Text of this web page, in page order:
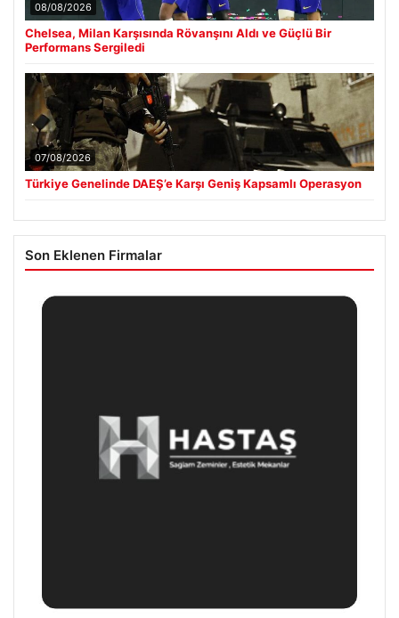
08/08/2026
Chelsea, Milan Karşısında Rövanşını Aldı ve Güçlü Bir
Performans Sergiledi
07/08/2026
Türkiye Genelinde DAEŞ’e Karşı Geniş Kapsamlı Operasyon
Son Eklenen Firmalar